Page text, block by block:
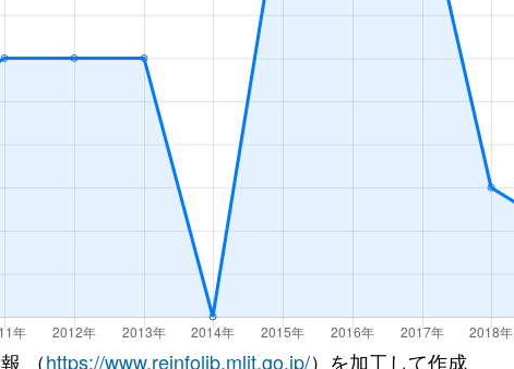
（https://www.reinfolib.mlit.go.jp/）を加工して作成